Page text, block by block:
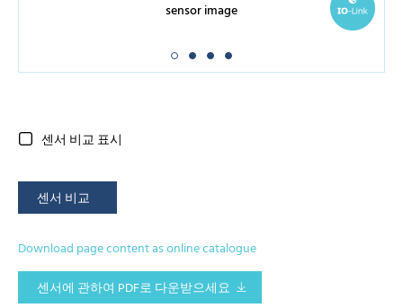
sensor image
센서 비교 표시
센서 비교
Download page content as online catalogue
센서에 관하여 PDF로 다운받으세요